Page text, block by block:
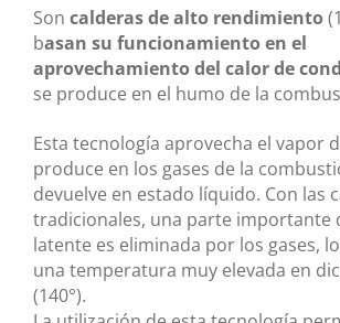
Son calderas de alto rendimiento
basan su funcionamiento en el
aprovechamiento del calor de
se produce en el humo de la
Esta tecnología aprovecha el vapor
produce en los gases de la
devuelve en estado líquido. Con las
tradicionales, una parte importante
latente es eliminada por los gases,
una temperatura muy elevada en
(140°).